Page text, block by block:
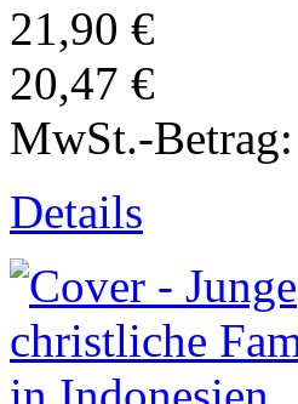
21,90 €
20,47 €
MwSt.-Betrag:
Details